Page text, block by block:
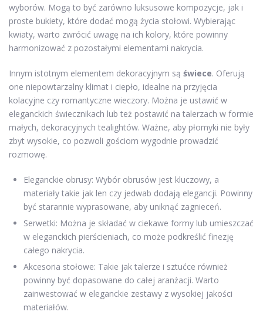
wyborów. Mogą to być zarówno luksusowe kompozycje, jak i
proste bukiety, które dodać mogą życia stołowi. Wybierając
kwiaty, warto zwrócić uwagę na ich kolory, które powinny
harmonizować z pozostałymi elementami nakrycia.
Innym istotnym elementem dekoracyjnym są świece. Oferują
one niepowtarzalny klimat i ciepło, idealne na przyjęcia
kolacyjne czy romantyczne wieczory. Można je ustawić w
eleganckich świecznikach lub też postawić na talerzach w formie
małych, dekoracyjnych tealightów. Ważne, aby płomyki nie były
zbyt wysokie, co pozwoli gościom wygodnie prowadzić
rozmowę.
Eleganckie obrusy: Wybór obrusów jest kluczowy, a
materiały takie jak len czy jedwab dodają elegancji. Powinny
być starannie wyprasowane, aby uniknąć zagnieceń.
Serwetki: Można je składać w ciekawe formy lub umieszczać
w eleganckich pierścieniach, co może podkreślić finezję
całego nakrycia.
Akcesoria stołowe: Takie jak talerze i sztućce również
powinny być dopasowane do całej aranżacji. Warto
zainwestować w eleganckie zestawy z wysokiej jakości
materiałów.